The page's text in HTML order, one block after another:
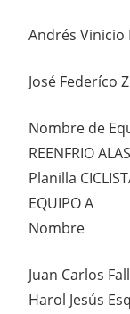
Andrés Vinicio
José Federíco
Nombre de
REENFRIO
Planilla
EQUIPO A
Nombre
Juan Carlos
Harol Jesús